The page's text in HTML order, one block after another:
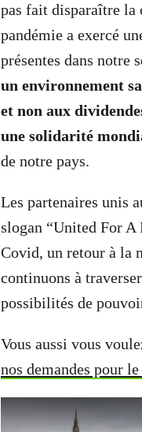
pas fait disparaître la
pandémie a exercé
présentes dans notre
un environnement
et non aux
une solidarité
de notre pays.
Les partenaires unis
slogan “United For A
Covid, un retour à la
continuons à
possibilités de
Vous aussi vous
nos demandes pour